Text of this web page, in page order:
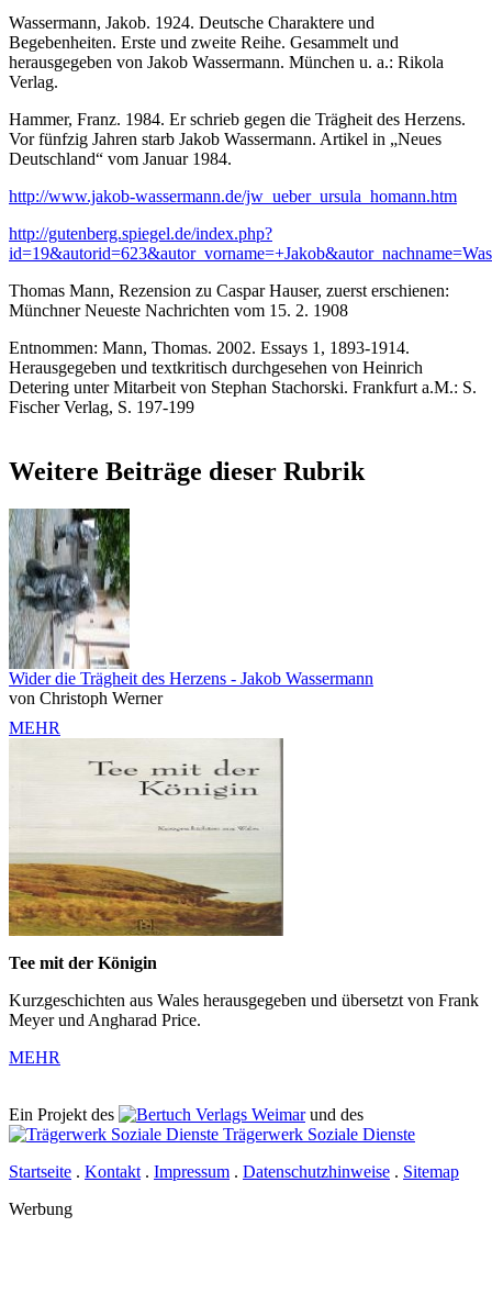
Wassermann, Jakob. 1924. Deutsche Charaktere und
Begebenheiten. Erste und zweite Reihe. Gesammelt und
herausgegeben von Jakob Wassermann. München u. a.: Rikola
Verlag.
Hammer, Franz. 1984. Er schrieb gegen die Trägheit des Herzens.
Vor fünfzig Jahren starb Jakob Wassermann. Artikel in „Neues
Deutschland“ vom Januar 1984.
http://www.jakob-wassermann.de/jw_ueber_ursula_homann.htm
http://gutenberg.spiegel.de/index.php?
Thomas Mann, Rezension zu Caspar Hauser, zuerst erschienen:
Münchner Neueste Nachrichten vom 15. 2. 1908
Entnommen: Mann, Thomas. 2002. Essays 1, 1893-1914.
Herausgegeben und textkritisch durchgesehen von Heinrich
Detering unter Mitarbeit von Stephan Stachorski. Frankfurt a.M.: S.
Fischer Verlag, S. 197-199
Weitere Beiträge dieser Rubrik
Wider die Trägheit des Herzens - Jakob Wassermann
von Christoph Werner
MEHR
Tee mit der Königin
Kurzgeschichten aus Wales herausgegeben und übersetzt von Frank
Meyer und Angharad Price.
MEHR
Ein Projekt des Verlags Weimarund des
Trägerwerk Soziale Dienste
Startseite . Kontakt . Impressum . Datenschutzhinweise . Sitemap
Werbung